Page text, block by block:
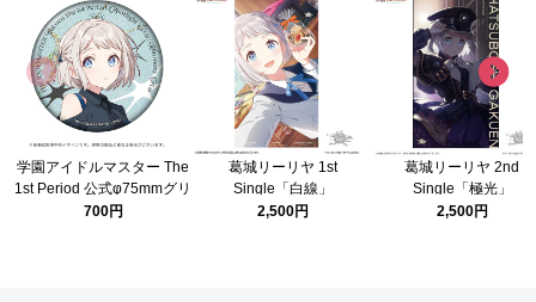
学園アイドルマスター The
1st Period 公式φ75mmグリ
ッター缶バッジ【葛城 リー
700円
葛城リーリヤ 1st
Single「白線」
2,500円
葛城リーリヤ 2nd
Single「極光」
2,500円